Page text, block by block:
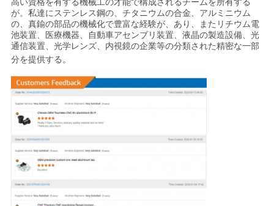
が。私達にステンレス鋼の、チタニウムの合金、アルミニウム
の、真鍮の部品の機械化で豊富な経験が、あり、またリチウム電
池装置、医療機器、自動車アセンブリ装置、液晶の製造設備、光
通信装置、光学レンズ、内視鏡の企業等の分類された精密な一部
分を提供する 。